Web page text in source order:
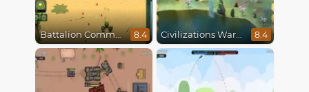
Battalion Commander 8.4 Civilizations Wars Master Edition 8.4